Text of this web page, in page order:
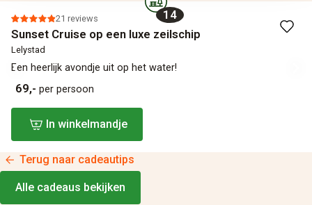
14
21 reviews
Sunset Cruise op een luxe zeilschip
Lelystad
Een heerlijk avondje uit op het water!
69,- per persoon
In winkelmandje
Terug naar cadeautips
Alle cadeaus bekijken